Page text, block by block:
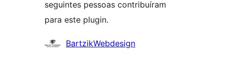
seguintes pessoas contribuíram
para este plugin.
Colaboradores
BartzikWebdesign